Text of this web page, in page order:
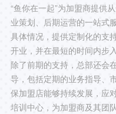
“鱼你在一起”为加盟商提供
业策划、后期运营的一站式
具体情况，提供定制化的支
开业，并在最短的时间内步入
除了前期的支持，总部还会
导，包括定期的业务指导、
保加盟店能够持续发展，应
培训中心，为加盟商及其团